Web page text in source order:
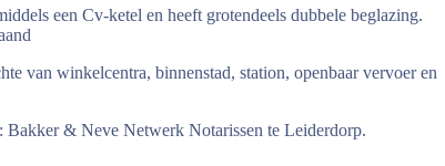
een Cv-ketel en heeft grotendeels dubbele beglazing.
van winkelcentra, binnenstad, station, openbaar vervoer en
Bakker & Neve Netwerk Notarissen te Leiderdorp.